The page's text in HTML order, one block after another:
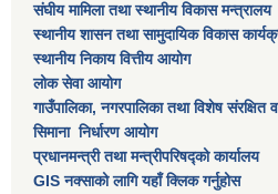
संघीय मामिला तथा स्थानीय विकास मन्त्रालय
स्थानीय शासन तथा सामुदायिक विकास
स्थानीय निकाय वित्तीय आयोग
लोक सेवा आयोग
गाउँपालिका, नगरपालिका तथा विशेष स‌ंरक्षित
सिमाना निर्धारण आयाेग
प्रधानमन्त्री तथा मन्त्रीपरिषद्को कार्यालय
GIS नक्साको लागि यहाँ क्लिक गर्नुहोस